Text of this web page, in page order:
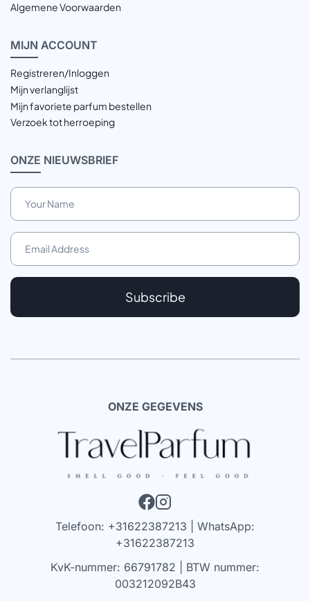
Algemene Voorwaarden
MIJN ACCOUNT
Registreren/Inloggen
Mijn verlanglijst
Mijn favoriete parfum bestellen
Verzoek tot herroeping
ONZE NIEUWSBRIEF
Subscribe
ONZE GEGEVENS
Telefoon: +31622387213 | WhatsApp:
+31622387213
KvK-nummer: 66791782 | BTW nummer:
003212092B43